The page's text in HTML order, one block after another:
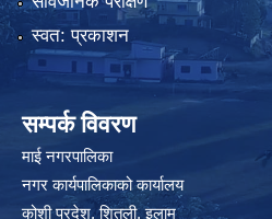
स्वत: प्रकाशन
सम्पर्क विवरण
माई नगरपालिका
नगर कार्यपालिकाको कार्यालय
कोशी प्रदेश, शितली, इलाम